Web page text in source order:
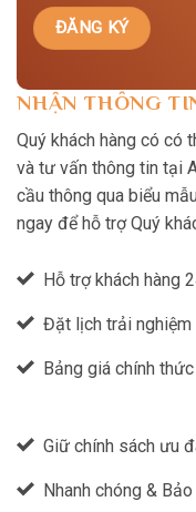
NHẬN THÔNG
Quý khách hàng có có
và tư vấn thông tin tại
cầu thông qua biểu
ngay để hỗ trợ Quý
Hỗ trợ khách hàng
Đặt lịch trải nghiệm
Bảng giá chính
Giữ chính sách ưu
Nhanh chóng &